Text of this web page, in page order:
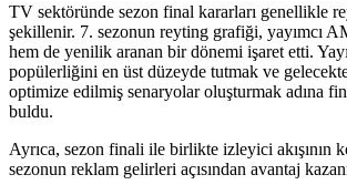
TV sektöründe sezon final kararları genellikle
şekillenir. 7. sezonun reyting grafiği, yayımcı
hem de yenilik aranan bir dönemi işaret etti.
popülerliğini en üst düzeyde tutmak ve
optimize edilmiş senaryolar oluşturmak adına
buldu.
Ayrıca, sezon finali ile birlikte izleyici akışının
sezonun reklam gelirleri açısından avantaj